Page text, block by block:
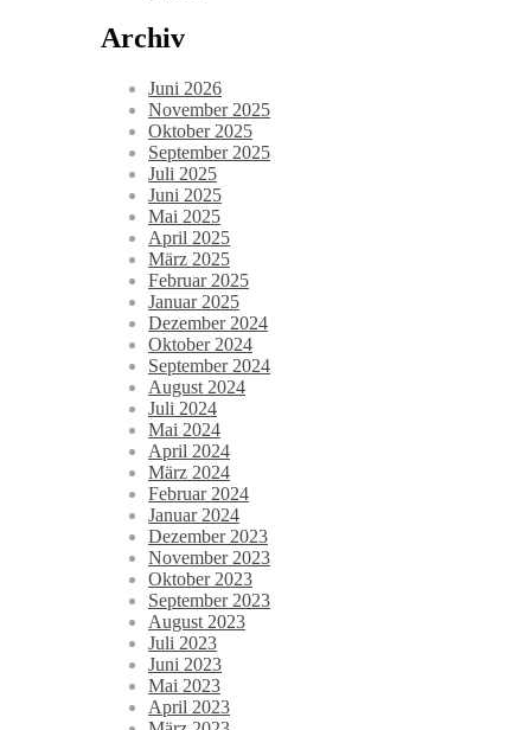
Archiv
Juni 2026
November 2025
Oktober 2025
September 2025
Juli 2025
Juni 2025
Mai 2025
April 2025
März 2025
Februar 2025
Januar 2025
Dezember 2024
Oktober 2024
September 2024
August 2024
Juli 2024
Mai 2024
April 2024
März 2024
Februar 2024
Januar 2024
Dezember 2023
November 2023
Oktober 2023
September 2023
August 2023
Juli 2023
Juni 2023
Mai 2023
April 2023